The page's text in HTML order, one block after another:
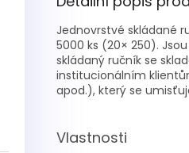
Jednovrstvé skládané
5000 ks (20× 250).
skládaný ručník se
institucionálním
apod.), který se
Vlastnosti